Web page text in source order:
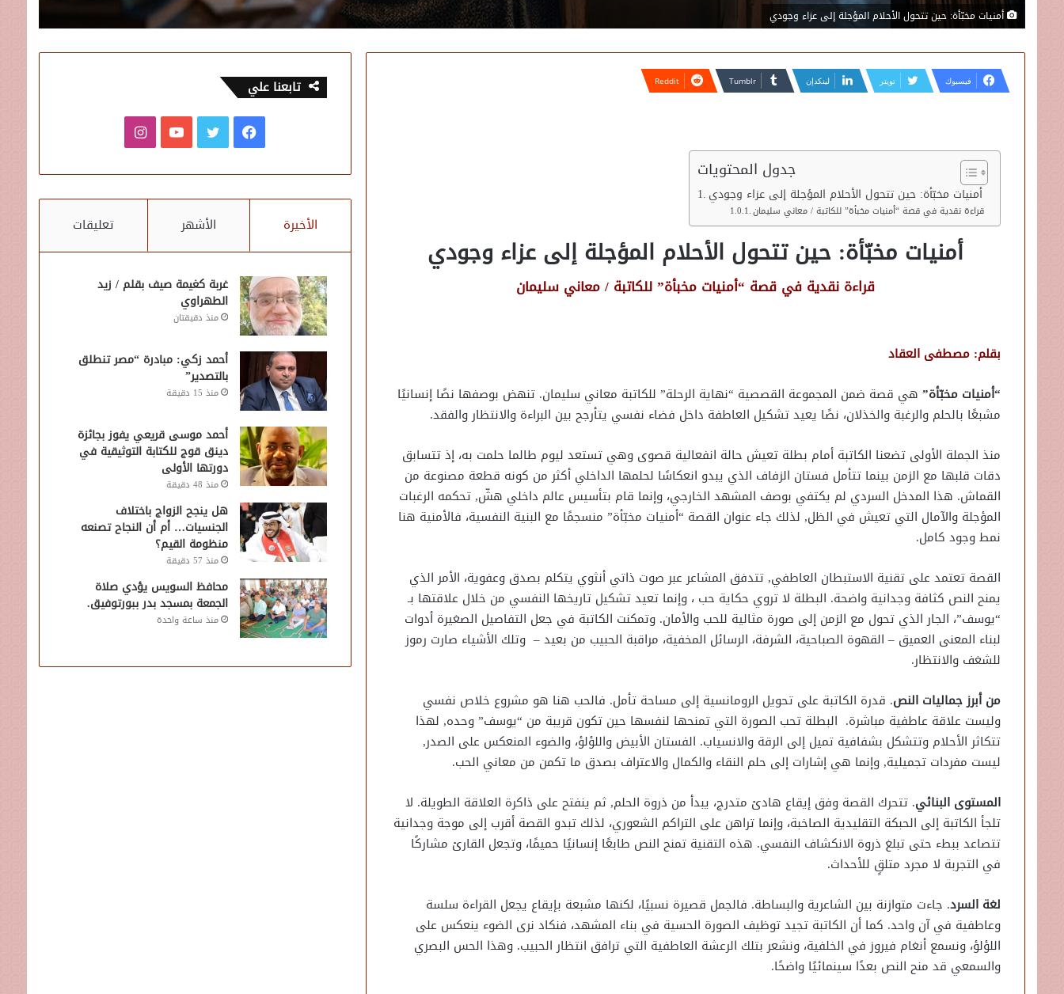
أمنيات مخبّأة: حين تتحول الأحلام المؤجلة إلى عزاء وجودي
فيسبوك تويتر لينكدإن
جدول المحتويات
أمنيات مخبّأة: حين تتحول الأحلام المؤجلة إلى عزاء وجودي
قراءة نقدية في قصة “أمنيات مخبأة” للكاتبة / معاني سليمان
أمنيات مخبّأة: حين تتحول الأحلام المؤجلة إلى عزاء وجودي
قراءة نقدية في قصة “أمنيات مخبأة”للكاتبة / معاني سليمان
بقلم: مصطفى العقاد
“أمنيات مخبّأة”هي قصة ضمن المجموعة القصصية “نهاية الرحلة” للكاتبة معاني سليمان. تنهض بوصفها نصًا إنسانيًا
مشبعًا بالحلم والرغبة والخذلان، نصًا يعيد تشكيل العاطفة داخل فضاء نفسي يتأرجح بين البراءة والانتظار والفقد.
منذ الجملة الأولى تضعنا الكاتبة أمام بطلة تعيش حالة انفعالية قصوى وهي تستعد ليوم طالما حلمت به، إذ تتسابق
دقات قلبها مع الزمن بينما تتأمل فستان الزفاف الذي يبدو انعكاسًا لحلمها الداخلي أكثر من كونه قطعة مصنوعة من
القماش. هذا المدخل السردي لم يكتفي بوصف المشهد الخارجي، وإنما قام بتأسيس عالم داخلي هشّ, تحكمه الرغبات
المؤجلة والآمال التي تعيش في الظل, لذلك جاء عنوان القصة “أمنيات مخبّأة” منسجمًا مع البنية النفسية، فالأمنية هنا
نمط وجود كامل.
القصة تعتمد على تقنية الاستبطان العاطفي, تتدفق المشاعر عبر صوت ذاتي أنثوي يتكلم بصدق وعفوية، الأمر الذي
يمنح النص كثافة وجدانية واضحة. البطلة لا تروي حكاية حب ، وإنما تعيد تشكيل تاريخها النفسي من خلال علاقتها بـ
“يوسف”، الجار الذي تحول مع الزمن إلى صورة مثالية للحب والأمان. وتمكنت الكاتبة في جعل التفاصيل الصغيرة أدوات
لبناء المعنى العميق – القهوة الصباحية، الشرفة، الرسائل المخفية، مراقبة الحبيب من بعيد – وتلك الأشياء صارت رموز
للشغف والانتظار.
من أبرز جماليات النص. قدرة الكاتبة على تحويل الرومانسية إلى مساحة تأمل. فالحب هنا هو مشروع خلاص نفسي
وليست علاقة عاطفية مباشرة. البطلة تحب الصورة التي تمنحها لنفسها حين تكون قريبة من “يوسف” وحده, لهذا
تتكاثر الأحلام وتتشكل بشفافية تميل إلى الرقة والانسياب. الفستان الأبيض واللؤلؤ، والضوء المنعكس على الصدر,
ليست مفردات تجميلية, وإنما هي إشارات إلى حلم النقاء والكمال والاعتراف بصدق ما تكمن من معاني الحب.
المستوى البنائي. تتحرك القصة وفق إيقاع هادئ متدرج، يبدأ من ذروة الحلم, ثم ينفتح على ذاكرة العلاقة الطويلة. لا
تلجأ الكاتبة إلى الحبكة التقليدية الصاخبة، وإنما تراهن على التراكم الشعوري، لذلك تبدو القصة أقرب إلى موجة وجدانية
تتصاعد ببطء حتى تبلغ ذروة الانكشاف النفسي. هذه التقنية تمنح النص طابعًا إنسانيًا حميمًا، وتجعل القارئ مشاركًا
في التجربة لا مجرد متلقٍ للأحداث.
لغة السرد. جاءت متوازنة بين الشاعرية والبساطة. فالجمل قصيرة نسبيًا، لكنها مشبعة بإيقاع يجعل القراءة سلسة
وعاطفية في آن واحد. كما أن الكاتبة تجيد توظيف الصورة الحسية في بناء المشهد، فنكاد نرى الضوء ينعكس على
اللؤلؤ، ونسمع أنغام فيروز في الخلفية، ونشعر بتلك الرعشة العاطفية التي ترافق انتظار الحبيب. وهذا الحس البصري
والسمعي قد منح النص بعدًا سينمائيًا واضحًا.
تابعنا علي
فيسبوكتويتر يوتيوبانستقرام
الأخيرة الأشهر تعليقات
غربة كغيمة صيف بقلم / زيد
الطهراوي
منذ دقيقتان
أحمد زكي: مبادرة “مصر تنطلق
بالتصدير”
منذ 15 دقيقة
أحمد موسى قريعي يفوز بجائزة
دينق قوج للكتابة التوثيقية في
دورتها الأولى
منذ 48 دقيقة
هل ينجح الزواج باختلاف
الجنسيات… أم أن النجاح تصنعه
منظومة القيم؟
منذ 57 دقيقة
محافظ السويس يؤدي صلاة
الجمعة بمسجد بدر ببورتوفيق.
منذ ساعة واحدة